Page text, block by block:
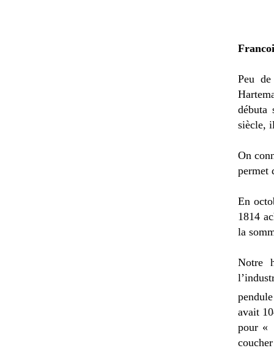
Peu
siècle,
On
permet
En
1814
la
Notre
avait
pour «